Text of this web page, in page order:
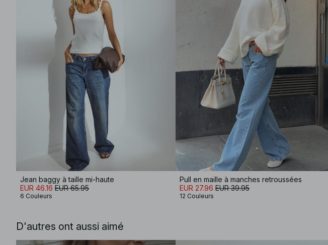
Jean baggy à taille mi-haute
EUR 46.16 EUR 65.95
6 Couleurs
Pull en maille à manches retroussées
EUR 27.96 EUR 39.95
12 Couleurs
D'autres ont aussi aimé